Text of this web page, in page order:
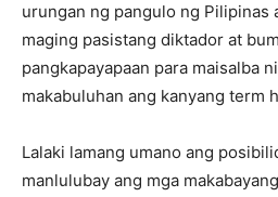
urungan ng pangulo ng Pilipinas
maging pasistang diktador at
pangkapayapaan para maisalba
makabuluhan ang kanyang term
Lalaki lamang umano ang
manlulubay ang mga